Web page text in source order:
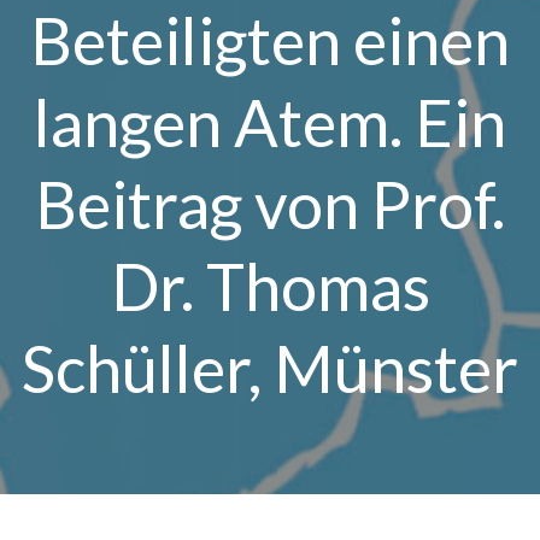
Beteiligten einen
langen Atem. Ein
Beitrag von Prof.
Dr. Thomas
Schüller, Münster